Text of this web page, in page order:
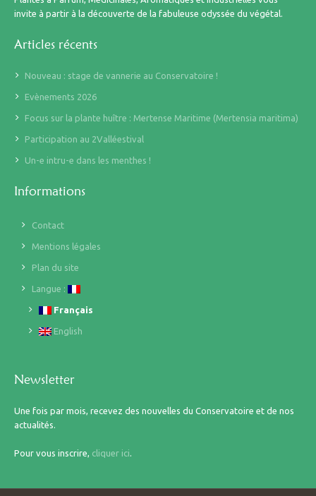
invite à partir à la découverte de la fabuleuse odyssée du végétal.
Articles récents
Nouveau : stage de vannerie au Conservatoire !
Evènements 2026
Focus sur la plante huître : Mertense Maritime (Mertensia maritima)
Participation au 2Valléestival
Un-e intru-e dans les menthes !
Informations
Contact
Mentions légales
Plan du site
Langue :
Français
English
Newsletter
Une fois par mois, recevez des nouvelles du Conservatoire et de nos
actualités.
Pour vous inscrire, cliquer ici.